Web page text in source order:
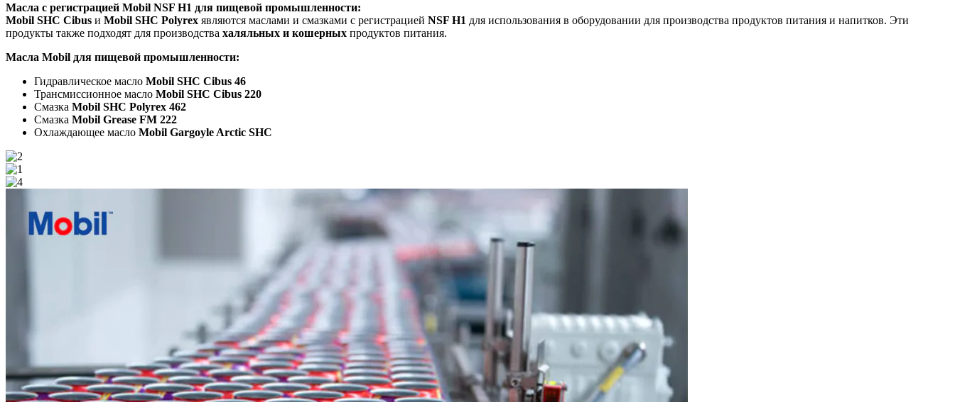
Масла с регистрацией Mobil NSF H1 для пищевой промышленности:
Mobil SHC Cibus и Mobil SHC Polyrex являются маслами и смазками с регистрацией NSF H1 для использования в оборудовании для производства продуктов питания и напитков. Эти
продукты также подходят для производства халяльных и кошерных продуктов питания.
Масла Mobil для пищевой промышленности:
Гидравлическое масло Mobil SHC Cibus 46
Трансмиссионное масло Mobil SHC Cibus 220
Смазка Mobil SHC Polyrex 462
Смазка Mobil Grease FM 222
Охлаждающее масло Mobil Gargoyle Arctic SHC